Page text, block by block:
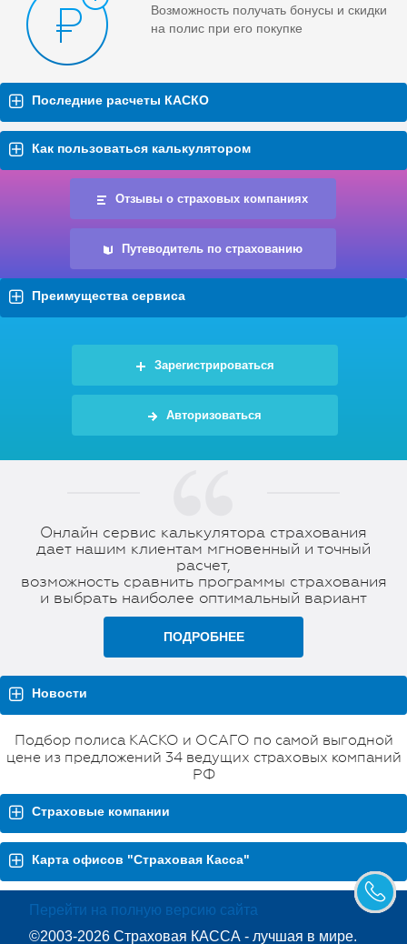
Возможность получать бонусы и скидки
на полис при его покупке
Последние расчеты КАСКО
Как пользоваться калькулятором
Отзывы о страховых компаниях
Путеводитель по страхованию
Преимущества сервиса
Зарегистрироваться
Авторизоваться
Онлайн сервис калькулятора страхования
дает нашим клиентам мгновенный и точный
расчет,
возможность сравнить программы страхования
и выбрать наиболее оптимальный вариант
ПОДРОБНЕЕ
Новости
Подбор полиса КАСКО и ОСАГО по самой выгодной
цене из предложений 34 ведущих страховых компаний
РФ
Страховые компании
Карта офисов "Страховая Касса"
Перейти на полную версию сайта
©2003-2026 Страховая КАССА - лучшая в мире.